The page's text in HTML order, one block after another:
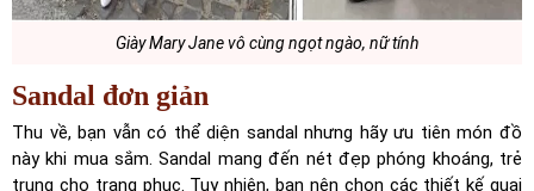
Giày Mary Jane vô cùng ngọt ngào, nữ tính
Sandal đơn giản
Thu về, bạn vẫn có thể diện sandal nhưng hãy ưu tiên món đồ
này khi mua sắm. Sandal mang đến nét đẹp phóng khoáng, trẻ
trung cho trang phục. Tuy nhiên, bạn nên chọn các thiết kế quai